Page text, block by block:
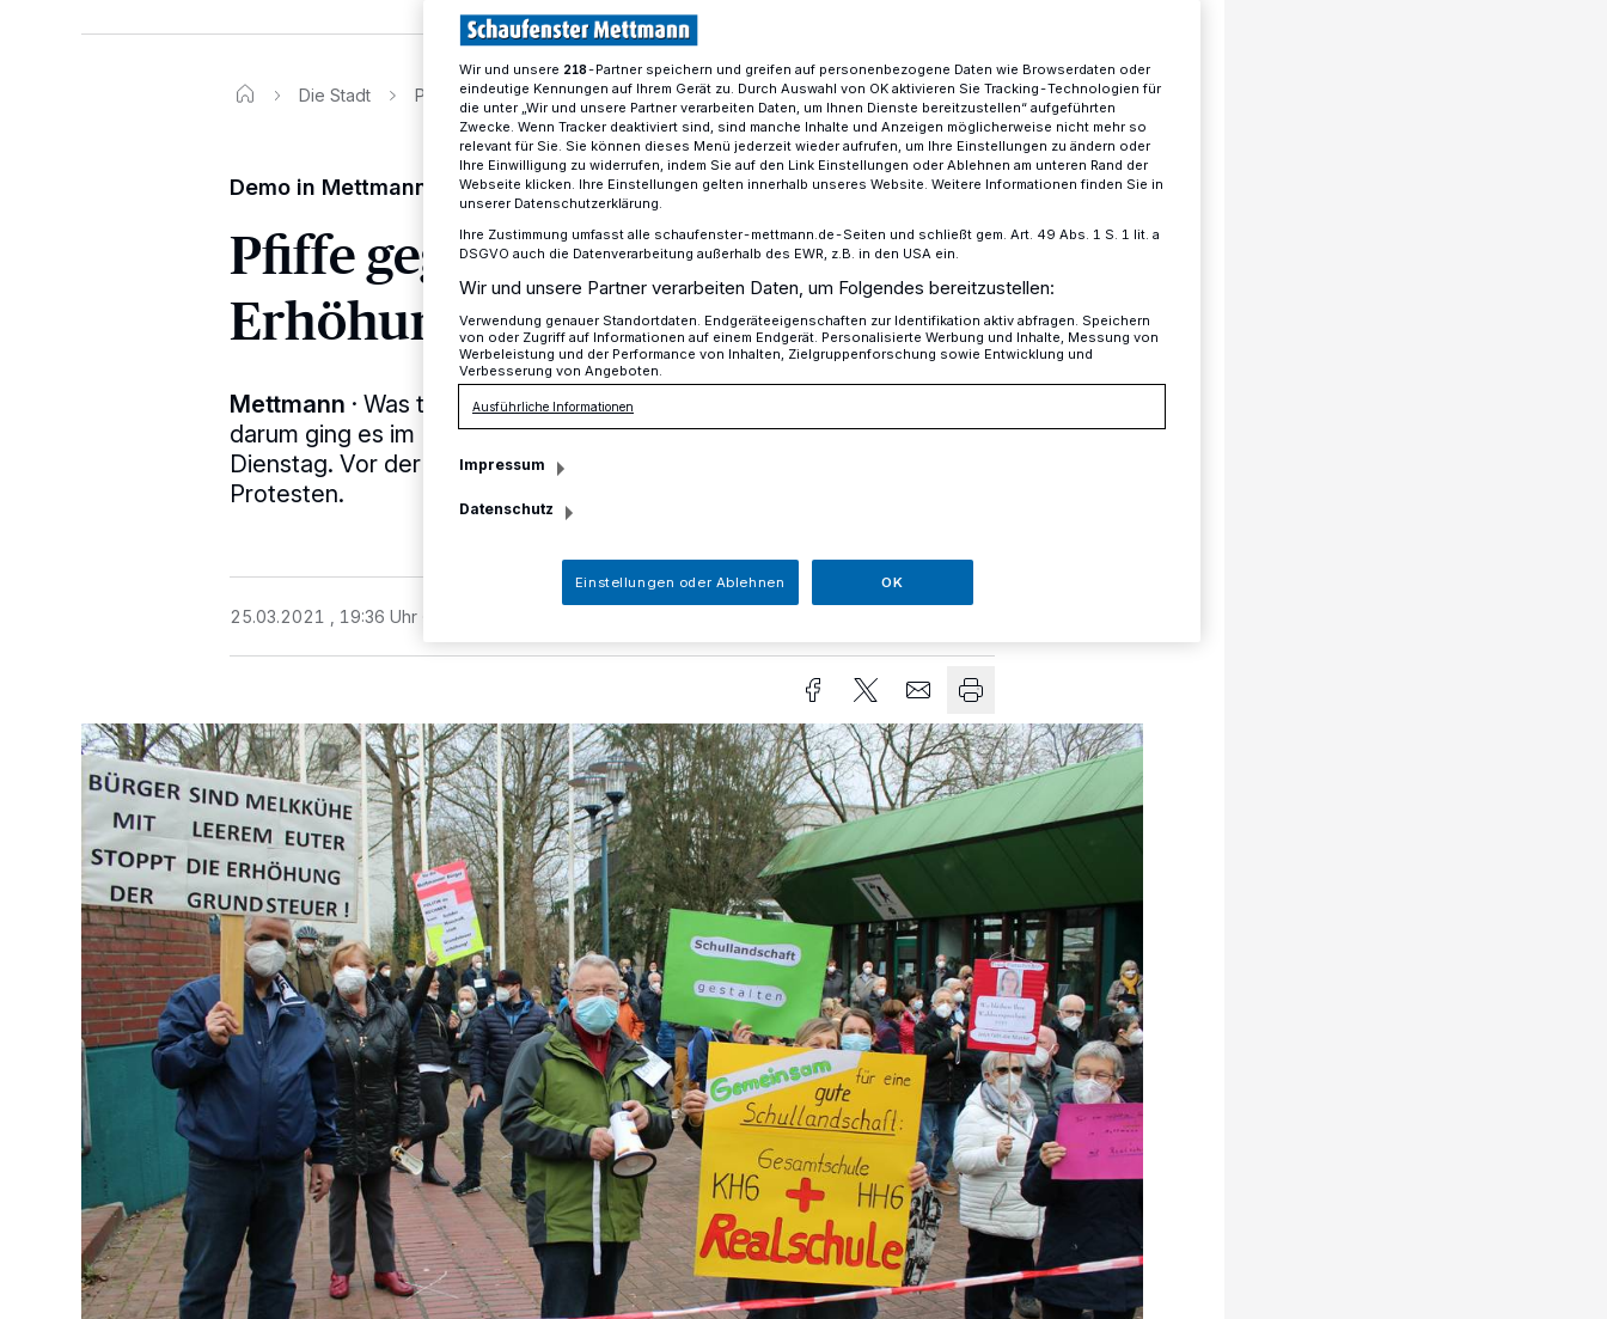
Die Stadt Pfiffe gegen Grundsteuer-Erhöhung
Demo in Mettmann
Pfiffe gegen Grundsteuer-
Erhöhung
Mettmann · Was tun gegen die finanzielle Schieflage der Stadt –
darum ging es im Haupt- und Finanzausschuss am vergangenen
Dienstag. Vor der Sitzung kam es vor der Stadthalle zu lautstarken
Protesten.
25.03.2021 , 19:36 Uhr
Wir und unsere 218-Partner speichern und greifen auf personenbezogene Daten wie Browserdaten oder
eindeutige Kennungen auf Ihrem Gerät zu. Durch Auswahl von OK aktivieren Sie Tracking-Technologien für
die unter „Wir und unsere Partner verarbeiten Daten, um Ihnen Dienste bereitzustellen“ aufgeführten
Zwecke. Wenn Tracker deaktiviert sind, sind manche Inhalte und Anzeigen möglicherweise nicht mehr so
relevant für Sie. Sie können dieses Menü jederzeit wieder aufrufen, um Ihre Einstellungen zu ändern oder
Ihre Einwilligung zu widerrufen, indem Sie auf den Link Einstellungen oder Ablehnen am unteren Rand der
Webseite klicken. Ihre Einstellungen gelten innerhalb unseres Website. Weitere Informationen finden Sie in
unserer Datenschutzerklärung.
Ihre Zustimmung umfasst alle schaufenster-mettmann.de-Seiten und schließt gem. Art. 49 Abs. 1 S. 1 lit. a
DSGVO auch die Datenverarbeitung außerhalb des EWR, z.B. in den USA ein.
Wir und unsere Partner verarbeiten Daten, um Folgendes bereitzustellen:
Verwendung genauer Standortdaten. Endgeräteeigenschaften zur Identifikation aktiv abfragen. Speichern
von oder Zugriff auf Informationen auf einem Endgerät. Personalisierte Werbung und Inhalte, Messung von
Werbeleistung und der Performance von Inhalten, Zielgruppenforschung sowie Entwicklung und
Verbesserung von Angeboten.
Ausführliche Informationen
Impressum
Datenschutz
Einstellungen oder Ablehnen OK